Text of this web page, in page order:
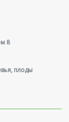
8
плоды